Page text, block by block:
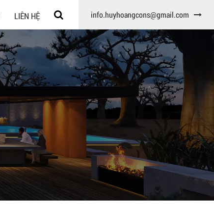
LIÊN HỆ info.huyhoangcons@gmail.com